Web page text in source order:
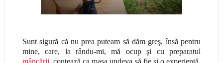
Sunt sigură că nu prea puteam să dăm greş, însă pentru
mine, care, la rându-mi, mă ocup şi cu preparatul
mâncării, contează ca masa undeva să fie şi o experienţă.